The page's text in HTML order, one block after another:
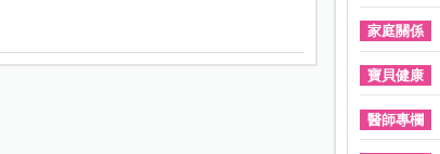
家庭關係
寶貝健康
醫師專欄